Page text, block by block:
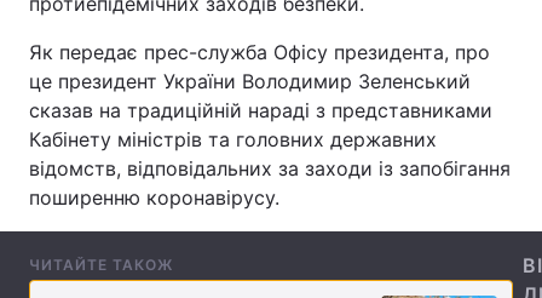
Економіка Світ
Спорт Наука
Як передає прес-служба Офісу президента, про
це президент України Володимир Зеленський
сказав на традиційній нараді з представниками
Кабінету міністрів та головних державних
відомств, відповідальних за заходи із запобігання
поширенню коронавірусу.
ЧИТАЙТЕ ТАКОЖ